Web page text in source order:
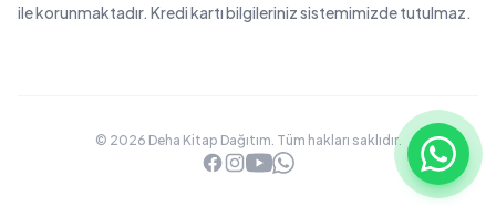
ile korunmaktadır. Kredi kartı bilgileriniz sistemimizde tutulmaz.
© 2026 Deha Kitap Dağıtım. Tüm hakları saklıdır.